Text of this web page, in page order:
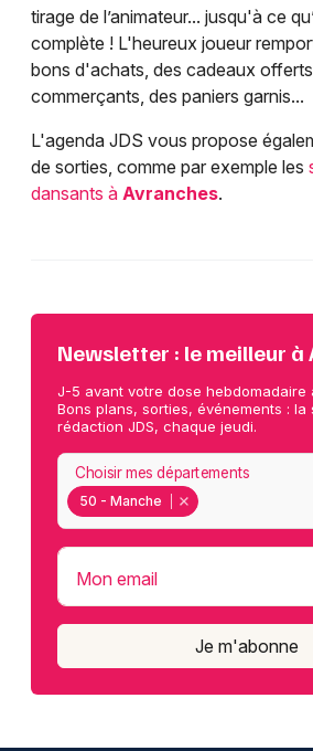
tirage de l’animateur... jusqu'à ce
complète ! L'heureux joueur
bons d'achats, des cadeaux
commerçants, des paniers garnis...
L'agenda JDS vous propose
de sorties, comme par exemple les
dansants à Avranches.
Newsletter : le meilleur à
J-5 avant votre dose hebdomadaire
Bons plans, sorties, événements : la
rédaction JDS, chaque jeudi.
50 - Manche
Choisir mes départements
Mon email
Je m'abonne